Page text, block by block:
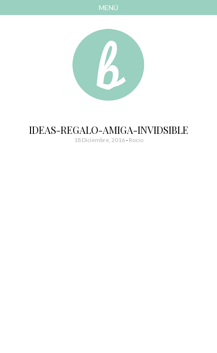
MENÚ
Bonitismos
IDEAS-REGALO-AMIGA-INVIDSIBLE
18 Diciembre, 2016- Rocio